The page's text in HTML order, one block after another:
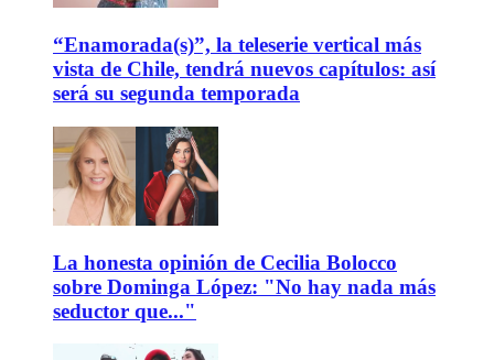
“Enamorada(s)”, la teleserie vertical más
vista de Chile, tendrá nuevos capítulos: así
será su segunda temporada
La honesta opinión de Cecilia Bolocco
sobre Dominga López: "No hay nada más
seductor que..."